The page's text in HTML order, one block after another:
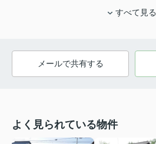
すべて見る
メールで共有する
よく見られている物件